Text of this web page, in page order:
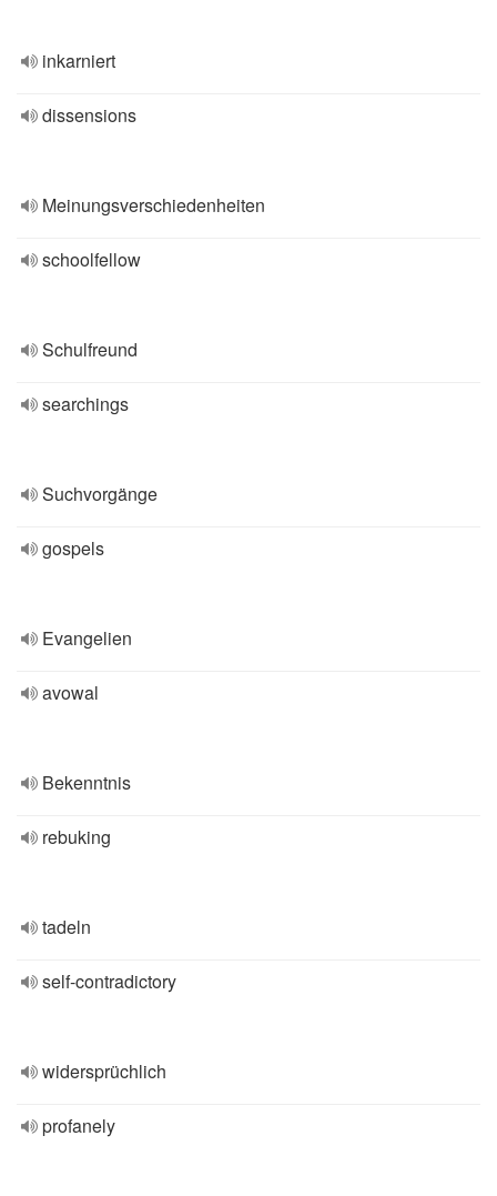
inkarniert
dissensions
Meinungsverschiedenheiten
schoolfellow
Schulfreund
searchings
Suchvorgänge
gospels
Evangelien
avowal
Bekenntnis
rebuking
tadeln
self-contradictory
widersprüchlich
profanely